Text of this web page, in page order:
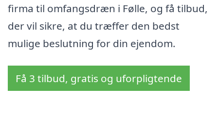
firma til omfangsdræn i Følle, og få tilbud,
der vil sikre, at du træffer den bedst
mulige beslutning for din ejendom.
Få 3 tilbud, gratis og uforpligtende